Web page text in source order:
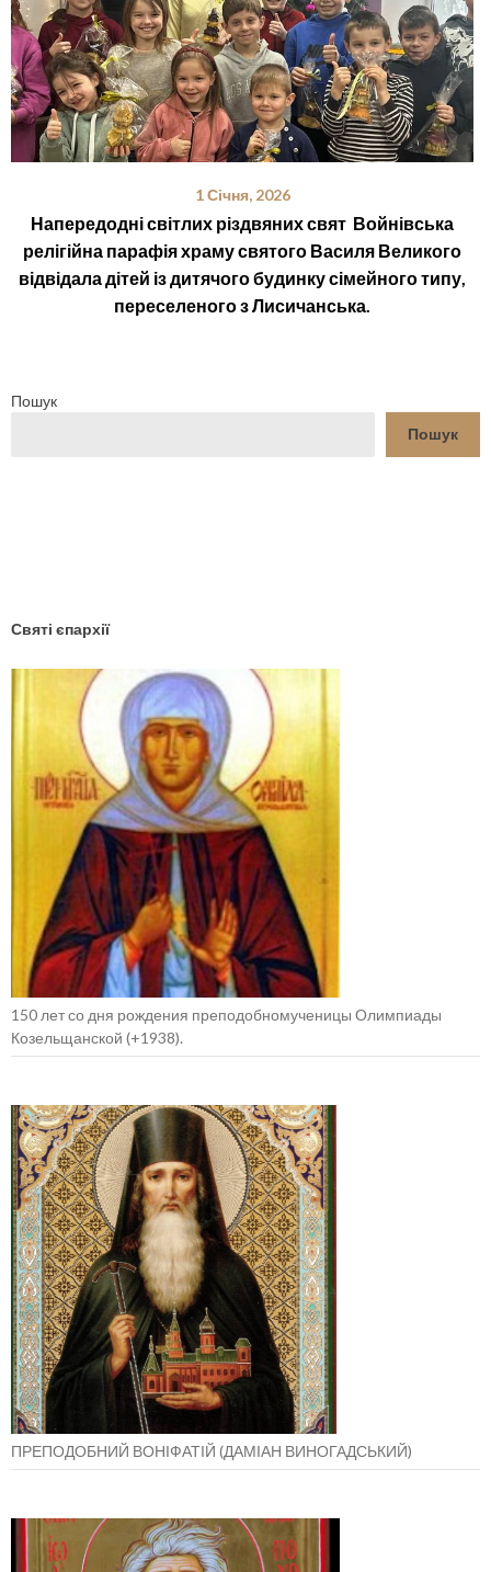
1 Січня, 2026
Напередодні світлих різдвяних свят Войнівська
релігійна парафія храму святого Василя Великого
відвідала дітей із дитячого будинку сімейного типу,
переселеного з Лисичанська.
Пошук
Пошук
Святі єпархії
150 лет со дня рождения преподобномученицы Олимпиады
Козельщанской (+1938).
ПРЕПОДОБНИЙ ВОНІФАТІЙ (ДАМІАН ВИНОГАДСЬКИЙ)